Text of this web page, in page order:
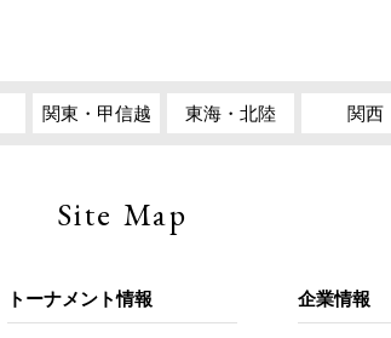
関東・甲信越 東海・北陸 関西
Site Map
トーナメント情報 企業情報